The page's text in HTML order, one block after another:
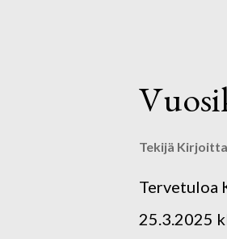
ja
hallituksen
Tekijä
Tervetuloa
25.3.2025